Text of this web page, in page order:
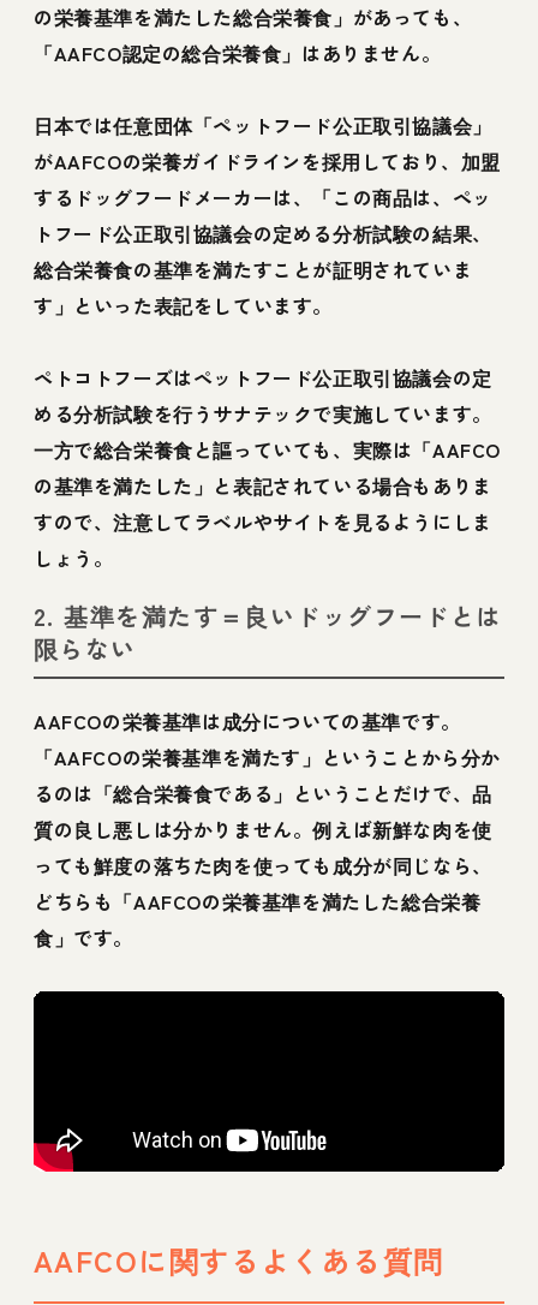
の栄養基準を満たした総合栄養食」があっても、
「AAFCO認定の総合栄養食」はありません。
日本では任意団体「ペットフード公正取引協議会」
がAAFCOの栄養ガイドラインを採用しており、加盟
するドッグフードメーカーは、「この商品は、ペッ
トフード公正取引協議会の定める分析試験の結果、
総合栄養食の基準を満たすことが証明されていま
す」といった表記をしています。
ペトコトフーズはペットフード公正取引協議会の定
める分析試験を行うサナテックで実施しています。
一方で総合栄養食と謳っていても、実際は「AAFCO
の基準を満たした」と表記されている場合もありま
すので、注意してラベルやサイトを見るようにしま
しょう。
2. 基準を満たす＝良いドッグフードとは
限らない
AAFCOの栄養基準は成分についての基準です。
「AAFCOの栄養基準を満たす」ということから分か
るのは「総合栄養食である」ということだけで、品
質の良し悪しは分かりません。例えば新鮮な肉を使
っても鮮度の落ちた肉を使っても成分が同じなら、
どちらも「AAFCOの栄養基準を満たした総合栄養
食」です。
AAFCOに関するよくある質問